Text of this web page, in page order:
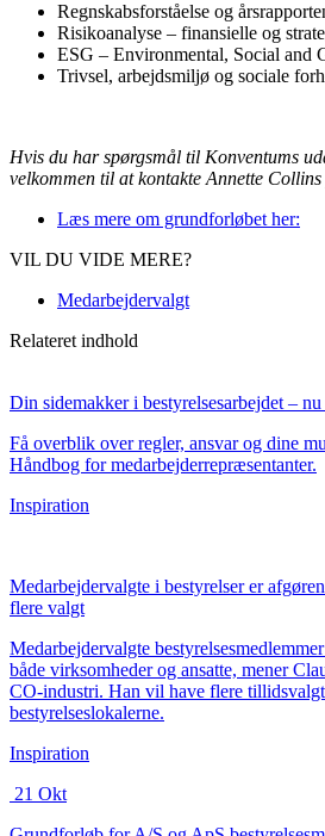
Regnskabsforståelse og
Risikoanalyse – finansielle og
ESG – Environmental, Social and
Trivsel, arbejdsmiljø og sociale
Hvis du har spørgsmål til Konventums
velkommen til at kontakte Annette
Læs mere om grundforløbet her:
VIL DU VIDE MERE?
Medarbejdervalgt
Relateret indhold
Din sidemakker i bestyrelsesarbejdet –
Få overblik over regler, ansvar og dine
Håndbog for medarbejderrepræsentanter.
Inspiration
Medarbejdervalgte i bestyrelser er
flere valgt
Medarbejdervalgte
både virksomheder og ansatte, mener
CO-industri. Han vil have flere
bestyrelseslokalerne.
Inspiration
21 Okt